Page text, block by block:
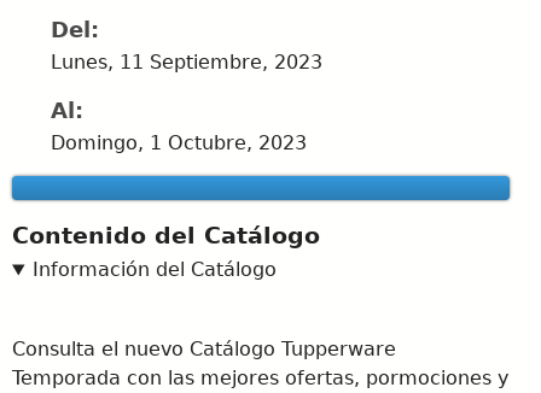
Del:
Lunes, 11 Septiembre, 2023
Al:
Domingo, 1 Octubre, 2023
Contenido del Catálogo
Información del Catálogo
Consulta el nuevo Catálogo Tupperware
Temporada con las mejores ofertas, pormociones y